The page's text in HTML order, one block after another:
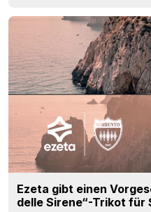
Ezeta gibt einen
delle Sirene“-Trikot für